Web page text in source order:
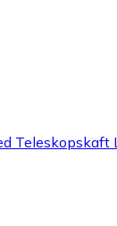
Teleskopskaft L